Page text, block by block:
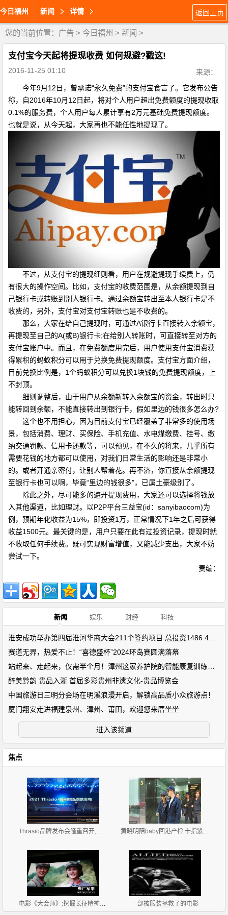
今日福州 新闻 详情 返回上页
您的当前位置： 广告 > 今日福州 > 新闻 >
支付宝今天起将提现收费 如何规避?戳这!
2016-11-25 01:10
来源：
今年9月12日，曾承诺“永久免费”的支付宝食言了。它发布公告
称，自2016年10月12日起，将对个人用户超出免费额度的提现收取
0.1%的服务费，个人用户每人累计享有2万元基础免费提现额度。
也就是说，从今天起，大家再也不能任性地提现了。
不过，从支付宝的提现细则看，用户在规避提现手续费上，仍
有很大的操作空间。比如，支付宝的收费范围是，从余额提现到自
己银行卡或转账到别人银行卡。通过余额宝转出至本人银行卡是不
收费的，另外，支付宝对支付宝转账也是不收费的。
那么，大家在给自己提现时，可通过A银行卡直接转入余额宝，
再提现至自己的A(或B)银行卡;在给别人转账时，可直接转至对方的
支付宝账户中。而且，在免费额度用完后，用户使用支付宝消费获
得累积的蚂蚁积分可以用于兑换免费提现额度。支付宝方面介绍，
目前兑换比例是，1个蚂蚁积分可以兑换1块钱的免费提现额度，上
不封顶。
细则调整后，由于用户从余额新转入余额宝的资金，转出时只
能转回到余额，不能直接转出到银行卡，假如里边的钱很多怎么办?
这个也不用担心，因为目前支付宝已经覆盖了非常多的使用场
景，包括消费、理财、买保险、手机充值、水电煤缴费、挂号、缴
纳交通罚款、信用卡还款等，可以预见，在不久的将来，几乎所有
需要花钱的地方都可以使用，对我们日常生活的影响还是非常小
的。或者开通亲密付，让别人帮着花。再不济，你直接从余额提现
至银行卡也可以啊，毕竟“里边的钱很多”，已属土豪级别了。
除此之外，尽可能多的避开提现费用，大家还可以选择将钱放
入其他渠道，比如理财。以P2P平台三益宝(id：sanyibaocom)为
例，预期年化收益为15%，即投资1万，正常情况下1年之后可获得
收益1500元。最关键的是，用户只要在此有过投资记录，提现时就
不收取任何手续费。既可实现财富增值，又能减少支出，大家不妨
尝试一下。
责编：
新闻 娱乐 财经 科技
赛道无界，热爱不止！“喜德盛杯”2024环岛赛圆满落幕
醉美黔韵 贵品入浙 首届多彩贵州非遗文化-贵品博览会
中国旅游日三明分会场在明溪浪漫开启，解锁高品质小众旅游点！
厦门翔安走进福建泉州、漳州、莆田，欢迎您来厝坐坐
进入该频道
焦点
Thrasio品牌发布会隆重召开,发布2021中国区战略规划 黄晓明陪baby回港产检 十指紧扣恩爱甜蜜
电影《大会师》:挖掘长征精神的当代价值 一部被服装拯救了的电影